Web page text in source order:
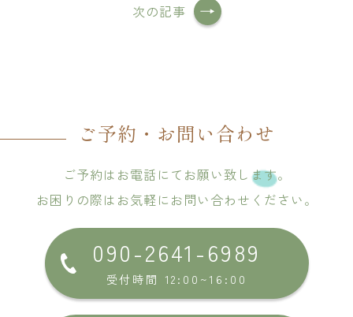
次の記事
ご予約・お問い合わせ
ご予約はお電話にてお願い致します。
お困りの際はお気軽にお問い合わせください。
090-2641-6989
受付時間 12:00~16:00